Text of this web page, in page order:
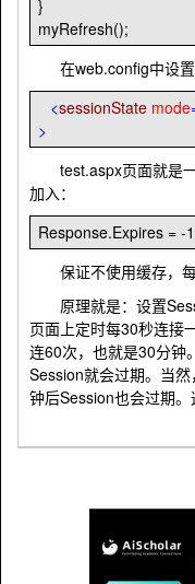
}
myRefresh();
在web.config中设置
<sessionState mode
>
test.aspx页面就是一
加入：
Response.Expires = -1
保证不使用缓存，每
原理就是：设置
页面上定时每30秒连接
连60次，也就是30分钟
Session就会过期。当
钟后Session也会过期。